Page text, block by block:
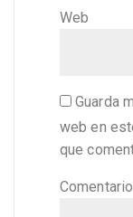
Web
Guarda
web en
que